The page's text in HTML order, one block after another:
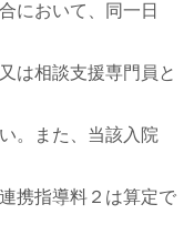
において、同一日
は相談支援専門員と
。また、当該入院
携指導料２は算定で